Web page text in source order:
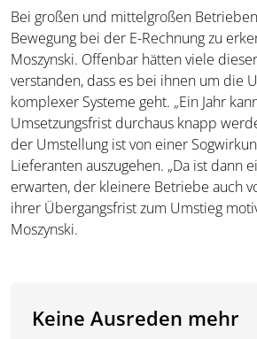
Bei großen und mittelgroßen
Bewegung bei der E-Rechnung zu
Moszynski. Offenbar hätten viele
verstanden, dass es bei ihnen um die
komplexer Systeme geht. „Ein Jahr
Umsetzungsfrist durchaus knapp
der Umstellung ist von einer
Lieferanten auszugehen. „Da ist dann
erwarten, der kleinere Betriebe auch
ihrer Übergangsfrist zum Umstieg
Moszynski.
Keine Ausreden mehr